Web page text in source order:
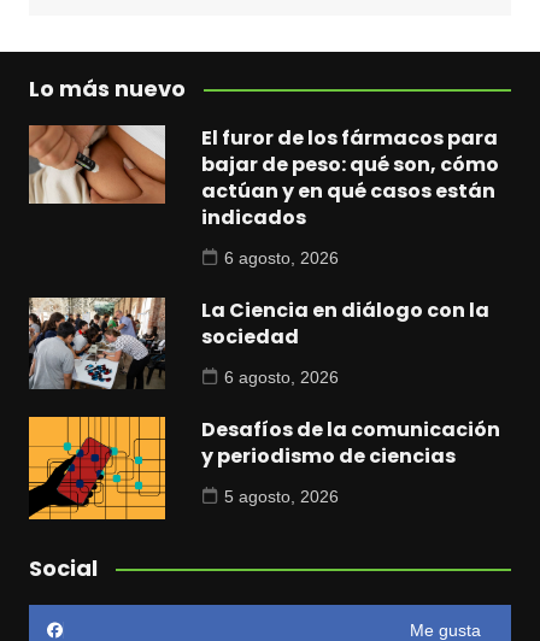
Lo más nuevo
El furor de los fármacos para
bajar de peso: qué son, cómo
actúan y en qué casos están
indicados
6 agosto, 2026
La Ciencia en diálogo con la
sociedad
6 agosto, 2026
Desafíos de la comunicación
y periodismo de ciencias
5 agosto, 2026
Social
Me gusta